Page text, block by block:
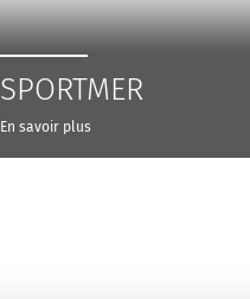
SPORTMER
En savoir plus